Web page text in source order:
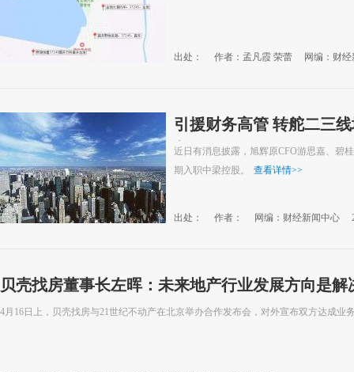
出处： 作者：孟凡霞 荣蕾 网编：财
引援财务高管 转舵二三
刺
近日有消息披露，旭辉原CFO游思嘉、碧
期入职中梁控股。
查看详情>>
出处： 作者： 网编：财经新闻中心
贝壳找房董事长左晖：未来地产行业发展方向是解
4月16日上，贝壳找房与21世纪不动产在北京举办合作发布会，对外宣布双方达成业